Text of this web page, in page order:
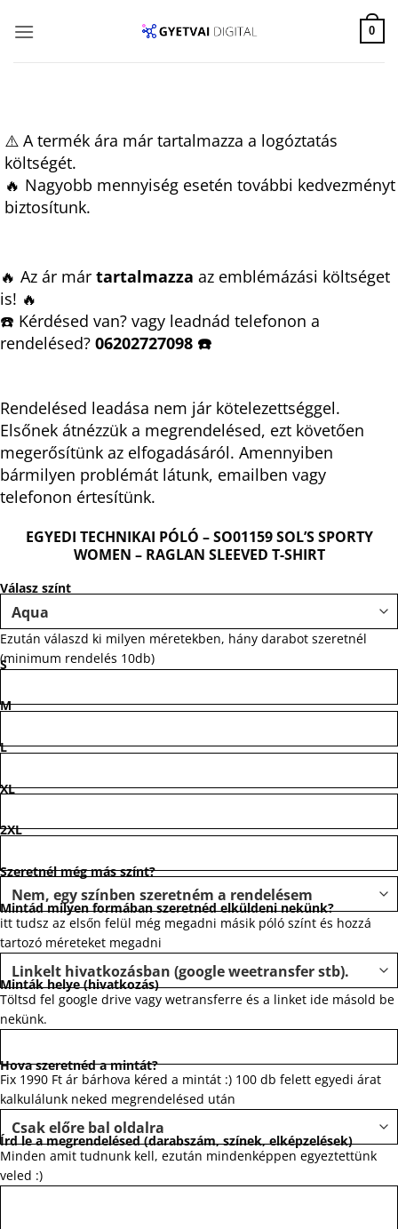
0
⚠️ A termék ára már tartalmazza a logóztatás
költségét.
🔥 Nagyobb mennyiség esetén további kedvezményt
biztosítunk.
🔥 Az ár már tartalmazza az emblémázási költséget
is! 🔥
☎️ Kérdésed van? vagy leadnád telefonon a
rendelésed? 06202727098 ☎️
Rendelésed leadása nem jár kötelezettséggel.
Elsőnek átnézzük a megrendelésed, ezt követően
megerősítünk az elfogadásáról. Amennyiben
bármilyen problémát látunk, emailben vagy
telefonon értesítünk.
EGYEDI TECHNIKAI PÓLÓ – SO01159 SOL’S SPORTY
WOMEN – RAGLAN SLEEVED T-SHIRT
Válasz színt
Ezután válaszd ki milyen méretekben, hány darabot szeretnél
(minimum rendelés 10db)
S
M
L
XL
2XL
Szeretnél még más színt?
Mintád milyen formában szeretnéd elküldeni nekünk?
itt tudsz az elsőn felül még megadni másik póló színt és hozzá
tartozó méreteket megadni
Minták helye (hivatkozás)
Töltsd fel google drive vagy wetransferre és a linket ide másold be
nekünk.
Hova szeretnéd a mintát?
Fix 1990 Ft ár bárhova kéred a mintát :) 100 db felett egyedi árat
kalkulálunk neked megrendelésed után
Írd le a megrendelésed (darabszám, színek, elképzelések)
Minden amit tudnunk kell, ezután mindenképpen egyeztettünk
veled :)